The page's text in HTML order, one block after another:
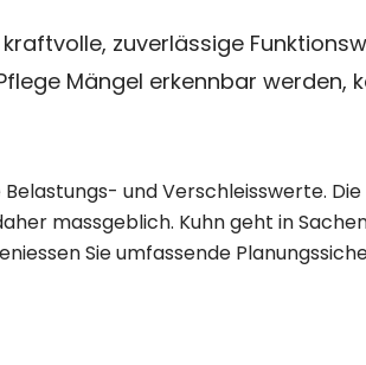
zuverlässige
Mängel erkennbar werden,
und Verschleisswerte. Die
massgeblich. Kuhn geht in
Sie umfassende